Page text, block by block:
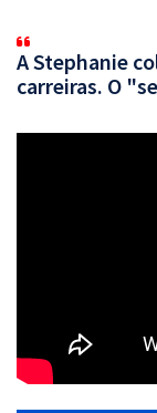
A Stephanie
carreiras. O